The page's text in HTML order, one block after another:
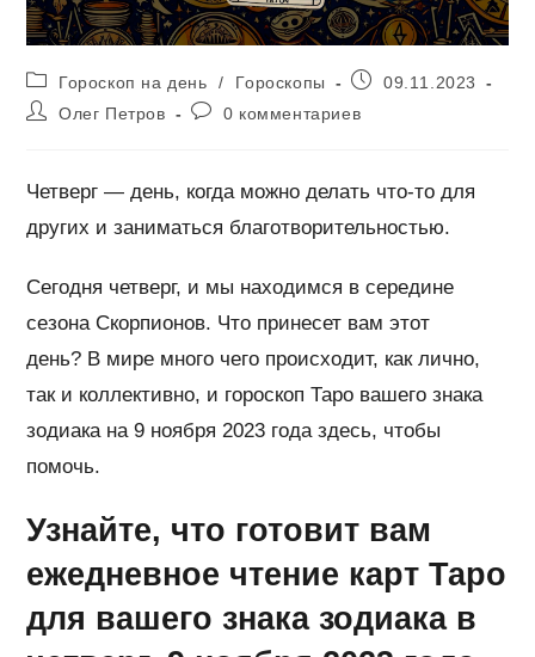
Рубрика
записи:
Гороскоп на день / Гороскопы
Запись09.11.2023
АвторОлег Петров
Комментарии
0 комментариев
Четверг — день, когда можно делать что-то для
других и заниматься благотворительностью.
Сегодня четверг, и мы находимся в середине
сезона Скорпионов. Что принесет вам этот
день? В мире много чего происходит, как лично,
так и коллективно, и гороскоп Таро вашего знака
зодиака на 9 ноября 2023 года здесь, чтобы
помочь.
Узнайте, что готовит вам
ежедневное чтение карт Таро
для вашего знака зодиака в